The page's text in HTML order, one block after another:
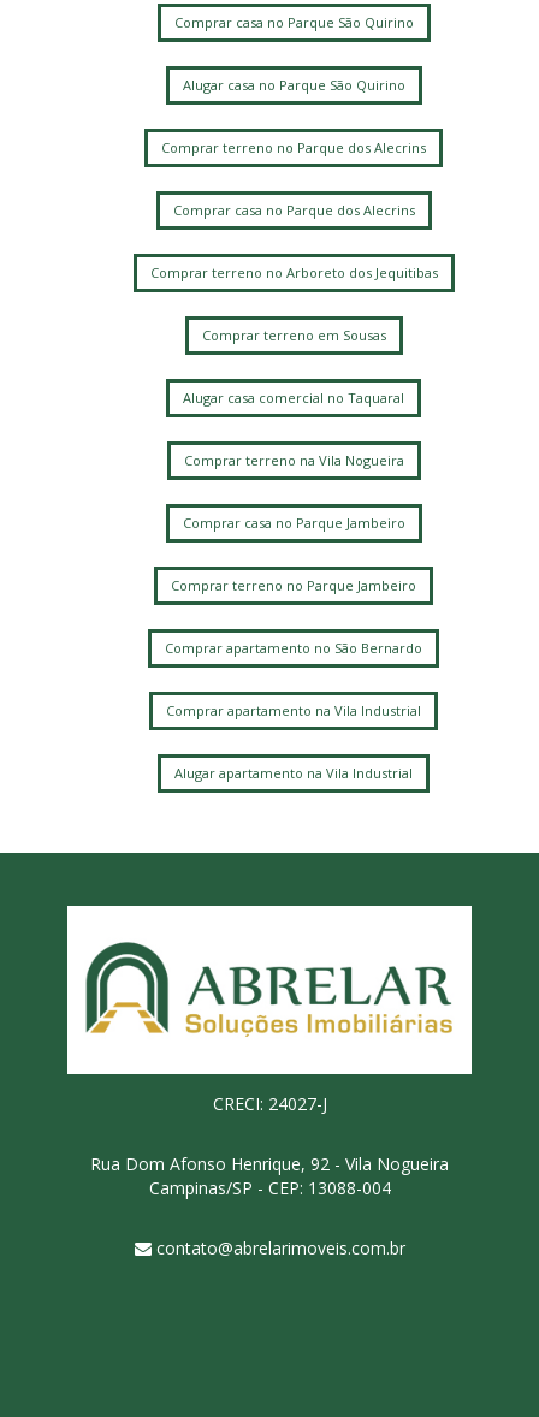
Comprar casa no Parque São Quirino
Alugar casa no Parque São Quirino
Comprar terreno no Parque dos Alecrins
Comprar casa no Parque dos Alecrins
Comprar terreno no Arboreto dos Jequitibas
Comprar terreno em Sousas
Alugar casa comercial no Taquaral
Comprar terreno na Vila Nogueira
Comprar casa no Parque Jambeiro
Comprar terreno no Parque Jambeiro
Comprar apartamento no São Bernardo
Comprar apartamento na Vila Industrial
Alugar apartamento na Vila Industrial
CRECI: 24027-J
Rua Dom Afonso Henrique, 92 - Vila Nogueira
Campinas/SP - CEP: 13088-004
contato@abrelarimoveis.com.br